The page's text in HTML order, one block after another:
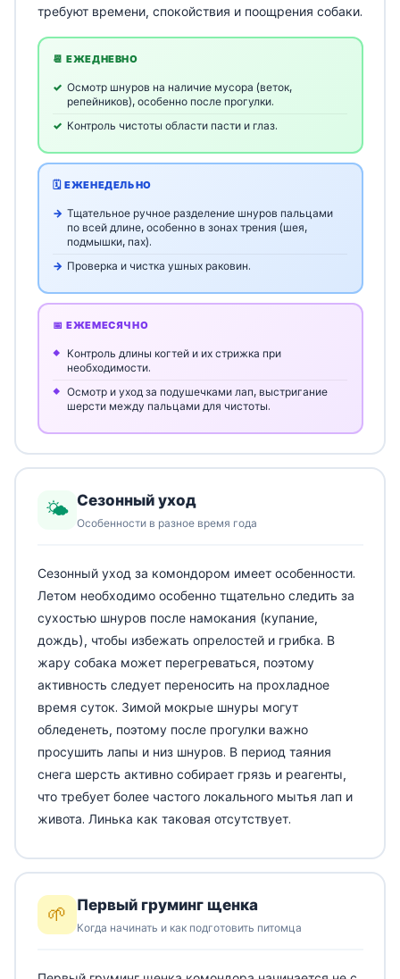
требуют времени, спокойствия и поощрения собаки.
📆 ЕЖЕДНЕВНО
Осмотр шнуров на наличие мусора (веток,
репейников), особенно после прогулки.
Контроль чистоты области пасти и глаз.
🗓️ ЕЖЕНЕДЕЛЬНО
Тщательное ручное разделение шнуров пальцами
по всей длине, особенно в зонах трения (шея,
подмышки, пах).
Проверка и чистка ушных раковин.
📅 ЕЖЕМЕСЯЧНО
Контроль длины когтей и их стрижка при
необходимости.
Осмотр и уход за подушечками лап, выстригание
шерсти между пальцами для чистоты.
🌤️ Сезонный уход
Особенности в разное время года
Сезонный уход за комондором имеет особенности.
Летом необходимо особенно тщательно следить за
сухостью шнуров после намокания (купание,
дождь), чтобы избежать опрелостей и грибка. В
жару собака может перегреваться, поэтому
активность следует переносить на прохладное
время суток. Зимой мокрые шнуры могут
обледенеть, поэтому после прогулки важно
просушить лапы и низ шнуров. В период таяния
снега шерсть активно собирает грязь и реагенты,
что требует более частого локального мытья лап и
живота. Линька как таковая отсутствует.
🌱 Первый груминг щенка
Когда начинать и как подготовить питомца